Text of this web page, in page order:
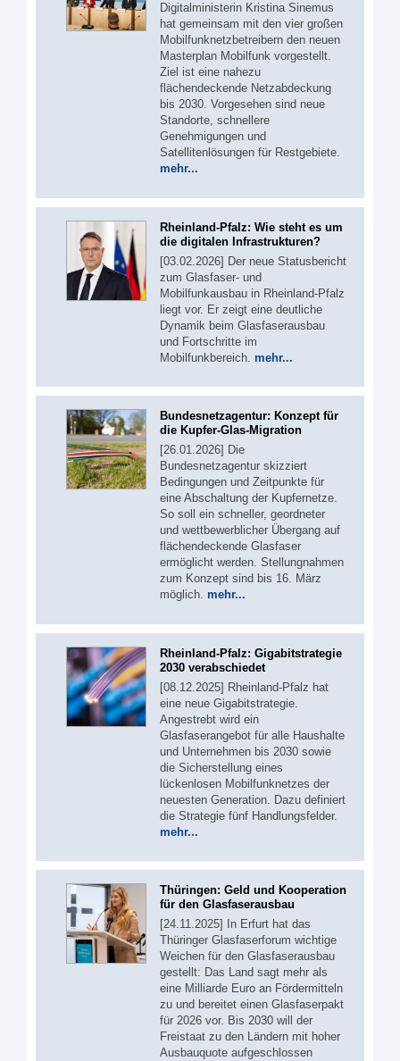
Digitalministerin Kristina Sinemus
hat gemeinsam mit den vier großen
Mobilfunknetzbetreibern den neuen
Masterplan Mobilfunk vorgestellt.
Ziel ist eine nahezu
flächendeckende Netzabdeckung
bis 2030. Vorgesehen sind neue
Standorte, schnellere
Genehmigungen und
Satellitenlösungen für Restgebiete.
mehr...
Rheinland-Pfalz: Wie steht es um
die digitalen Infrastrukturen?
[03.02.2026] Der neue Statusbericht
zum Glasfaser- und
Mobilfunkausbau in Rheinland-Pfalz
liegt vor. Er zeigt eine deutliche
Dynamik beim Glasfaserausbau
und Fortschritte im
Mobilfunkbereich. mehr...
Bundesnetzagentur: Konzept für
die Kupfer-Glas-Migration
[26.01.2026] Die
Bundesnetzagentur skizziert
Bedingungen und Zeitpunkte für
eine Abschaltung der Kupfernetze.
So soll ein schneller, geordneter
und wettbewerblicher Übergang auf
flächendeckende Glasfaser
ermöglicht werden. Stellungnahmen
zum Konzept sind bis 16. März
möglich. mehr...
Rheinland-Pfalz: Gigabitstrategie
2030 verabschiedet
[08.12.2025] Rheinland-Pfalz hat
eine neue Gigabitstrategie.
Angestrebt wird ein
Glasfaserangebot für alle Haushalte
und Unternehmen bis 2030 sowie
die Sicherstellung eines
lückenlosen Mobilfunknetzes der
neuesten Generation. Dazu definiert
die Strategie fünf Handlungsfelder.
mehr...
Thüringen: Geld und Kooperation
für den Glasfaserausbau
[24.11.2025] In Erfurt hat das
Thüringer Glasfaserforum wichtige
Weichen für den Glasfaserausbau
gestellt: Das Land sagt mehr als
eine Milliarde Euro an Fördermitteln
zu und bereitet einen Glasfaserpakt
für 2026 vor. Bis 2030 will der
Freistaat zu den Ländern mit hoher
Ausbauquote aufgeschlossen